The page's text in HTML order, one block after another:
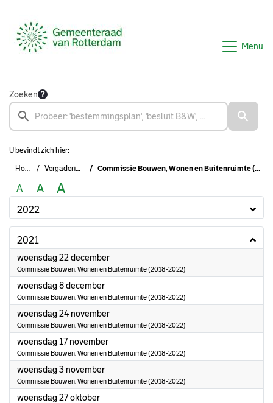
Menu
Zoeken
U bevindt zich hier:
Home Vergaderingen Commissie Bouwen, Wonen en Buitenruimte (2018-2022)
A A A
2022
2021
woensdag 22 december2021
Commissie Bouwen, Wonen en Buitenruimte (2018-2022)
woensdag 8 december2021
Commissie Bouwen, Wonen en Buitenruimte (2018-2022)
woensdag 24 november2021
Commissie Bouwen, Wonen en Buitenruimte (2018-2022)
woensdag 17 november2021
Commissie Bouwen, Wonen en Buitenruimte (2018-2022)
woensdag 3 november2021
Commissie Bouwen, Wonen en Buitenruimte (2018-2022)
woensdag 27 oktober2021